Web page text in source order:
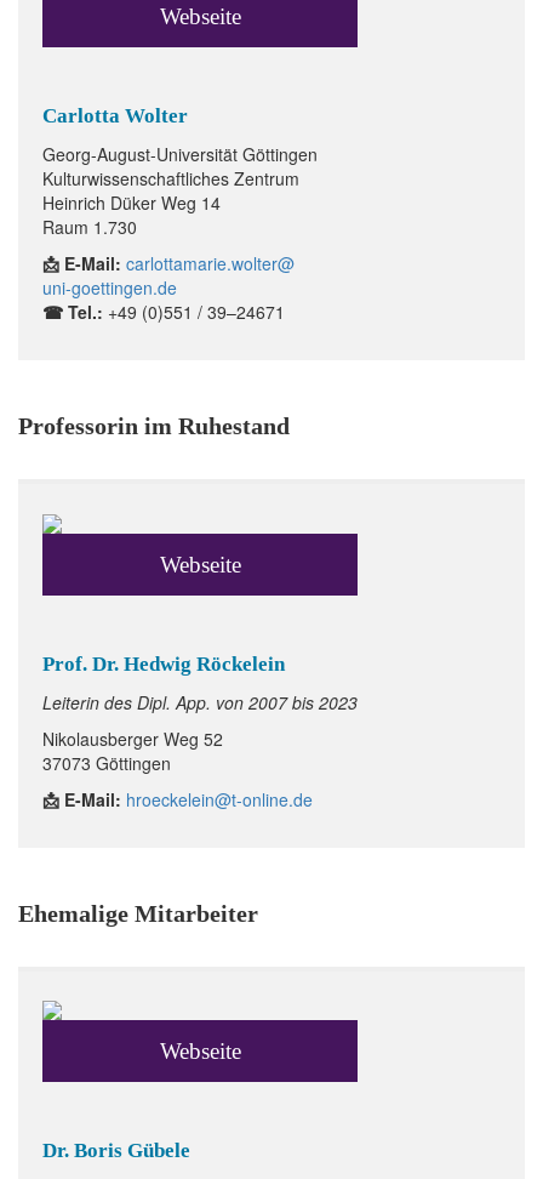
Webseite
Carlotta Wolter
Georg-August-Universität Göttingen
Kulturwissenschaftliches Zentrum
Heinrich Düker Weg 14
Raum 1.730
📩 E-Mail: carlottamarie.wolter@
uni-goettingen.de
☎ Tel.: +49 (0)551 / 39–24671
Professorin im Ruhestand
Webseite
Prof. Dr. Hedwig Röckelein
Leiterin des Dipl. App. von 2007 bis 2023
Nikolausberger Weg 52
37073 Göttingen
📩 E-Mail: hroeckelein@t-online.de
Ehemalige Mitarbeiter
Webseite
Dr. Boris Gübele